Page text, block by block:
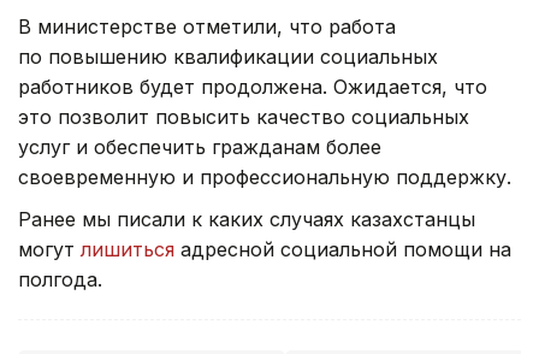
В министерстве отметили, что работа
по повышению квалификации социальных
работников будет продолжена. Ожидается, что
это позволит повысить качество социальных
услуг и обеспечить гражданам более
своевременную и профессиональную поддержку.
Ранее мы писали к каких случаях казахстанцы
могутлишиться адресной социальной помощи на
полгода.